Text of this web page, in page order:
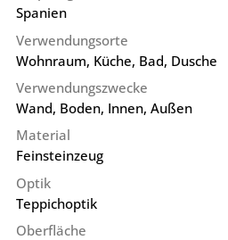
Spanien
Verwendungsorte
Wohnraum, Küche, Bad, Dusche
Verwendungszwecke
Wand, Boden, Innen, Außen
Material
Feinsteinzeug
Optik
Teppichoptik
Oberfläche